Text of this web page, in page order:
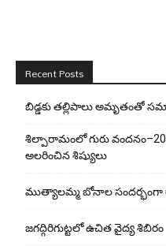
Recent Posts
బిడ్డ‌కు త‌ల్లిపాలు అమృతంతో
శిల్పారామంలో గురు
అలరించిన శిష్యులు
ముత్యాలమ్మ బోనాల
జగద్గిరిగుట్టలో ఉచిత వైద్య శిబిరం